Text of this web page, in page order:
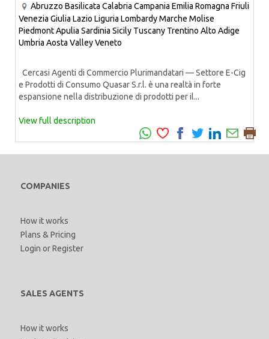
Abruzzo Basilicata Calabria Campania Emilia Romagna Friuli
Venezia Giulia Lazio Liguria LombardyMarche Molise
PiedmontApulia Sardinia Sicily Tuscany Trentino Alto Adige
Umbria Aosta ValleyVeneto
Cercasi Agenti di Commercio Plurimandatari — Settore E-Cig
e Prodotti di Consumo Quasar S.r.l. è una realtà in forte
espansione nella distribuzione di prodotti per il...
View full description
COMPANIES
How it works
Plans & Pricing
Login orRegister
SALES AGENTS
How it works